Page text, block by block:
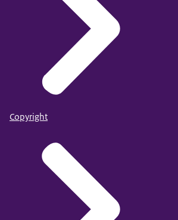
Copyright